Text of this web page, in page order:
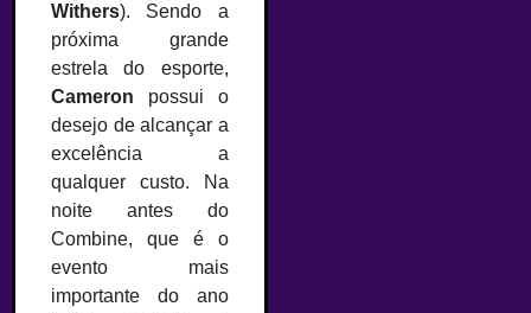
Withers). Sendo a
próxima grande
estrela do esporte,
Cameron possui o
desejo de alcançar a
excelência a
qualquer custo. Na
noite antes do
Combine, que é o
evento mais
importante do ano